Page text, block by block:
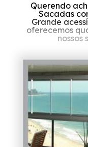
Querendo
Sacadas
Grande
oferecemos
nossos
Precisando de
Vidro valores
produtos e
disponibiliza,
diversas do
como portas
coberturas
profissionais
não